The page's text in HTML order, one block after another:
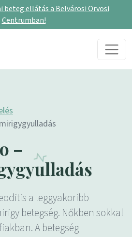
beteg ellátás a Belvárosi Orvosi
Centrumban!
–
a leggyakoribb
betegség. Nőkben sokkal
A betegség